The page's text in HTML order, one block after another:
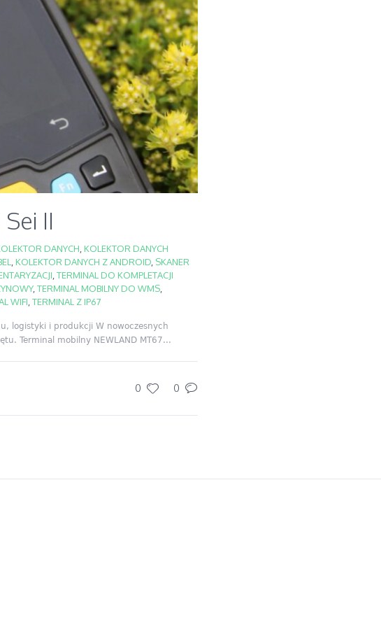
II
DANYCH KOLEKTOR DANYCH
KOLEKTOR DANYCH Z ANDROID SKANER
TERMINAL DO KOMPLETACJI
, TERMINAL MOBILNY DO WMS
WIFI TERMINAL Z IP67
logistyki i produkcji W nowoczesnych
Terminal mobilny NEWLAND MT67...
0 0